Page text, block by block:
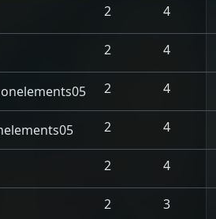
2 4
2 4
2 4
2 4
2 4
2 3